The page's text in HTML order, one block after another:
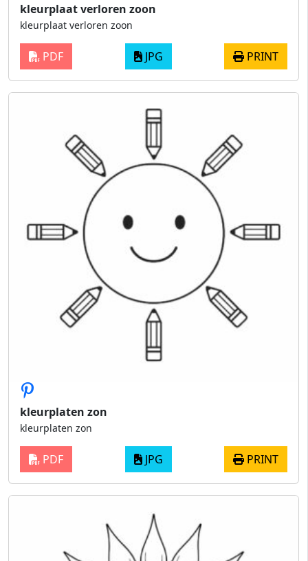
kleurplaat verloren zoon
kleurplaat verloren zoon
PDF JPG PRINT
kleurplaten zon
kleurplaten zon
PDF JPG PRINT